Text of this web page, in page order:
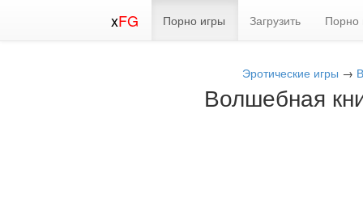
xFG Порно игры Загрузить Порно
Эротические игры →
Волшебная